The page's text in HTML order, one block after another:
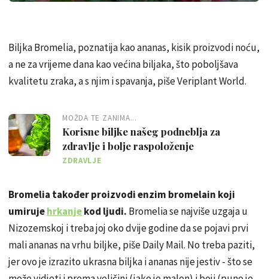
Biljka Bromelia, poznatija kao ananas, kisik proizvodi noću,
a ne za vrijeme dana kao većina biljaka, što poboljšava
kvalitetu zraka, a s njim i spavanja, piše Veriplant World.
MOŽDA TE ZANIMA...
Korisne biljke našeg podneblja za
zdravlje i bolje raspoloženje
ZDRAVLJE
Bromelia također proizvodi enzim bromelain koji
umirujehrkanjekod ljudi. Bromelia se najviše uzgaja u
Nizozemskoj i treba joj oko dvije godine da se pojavi prvi
mali ananas na vrhu biljke, piše Daily Mail. No treba paziti,
jer ovo je izrazito ukrasna biljka i ananas nije jestiv - što se